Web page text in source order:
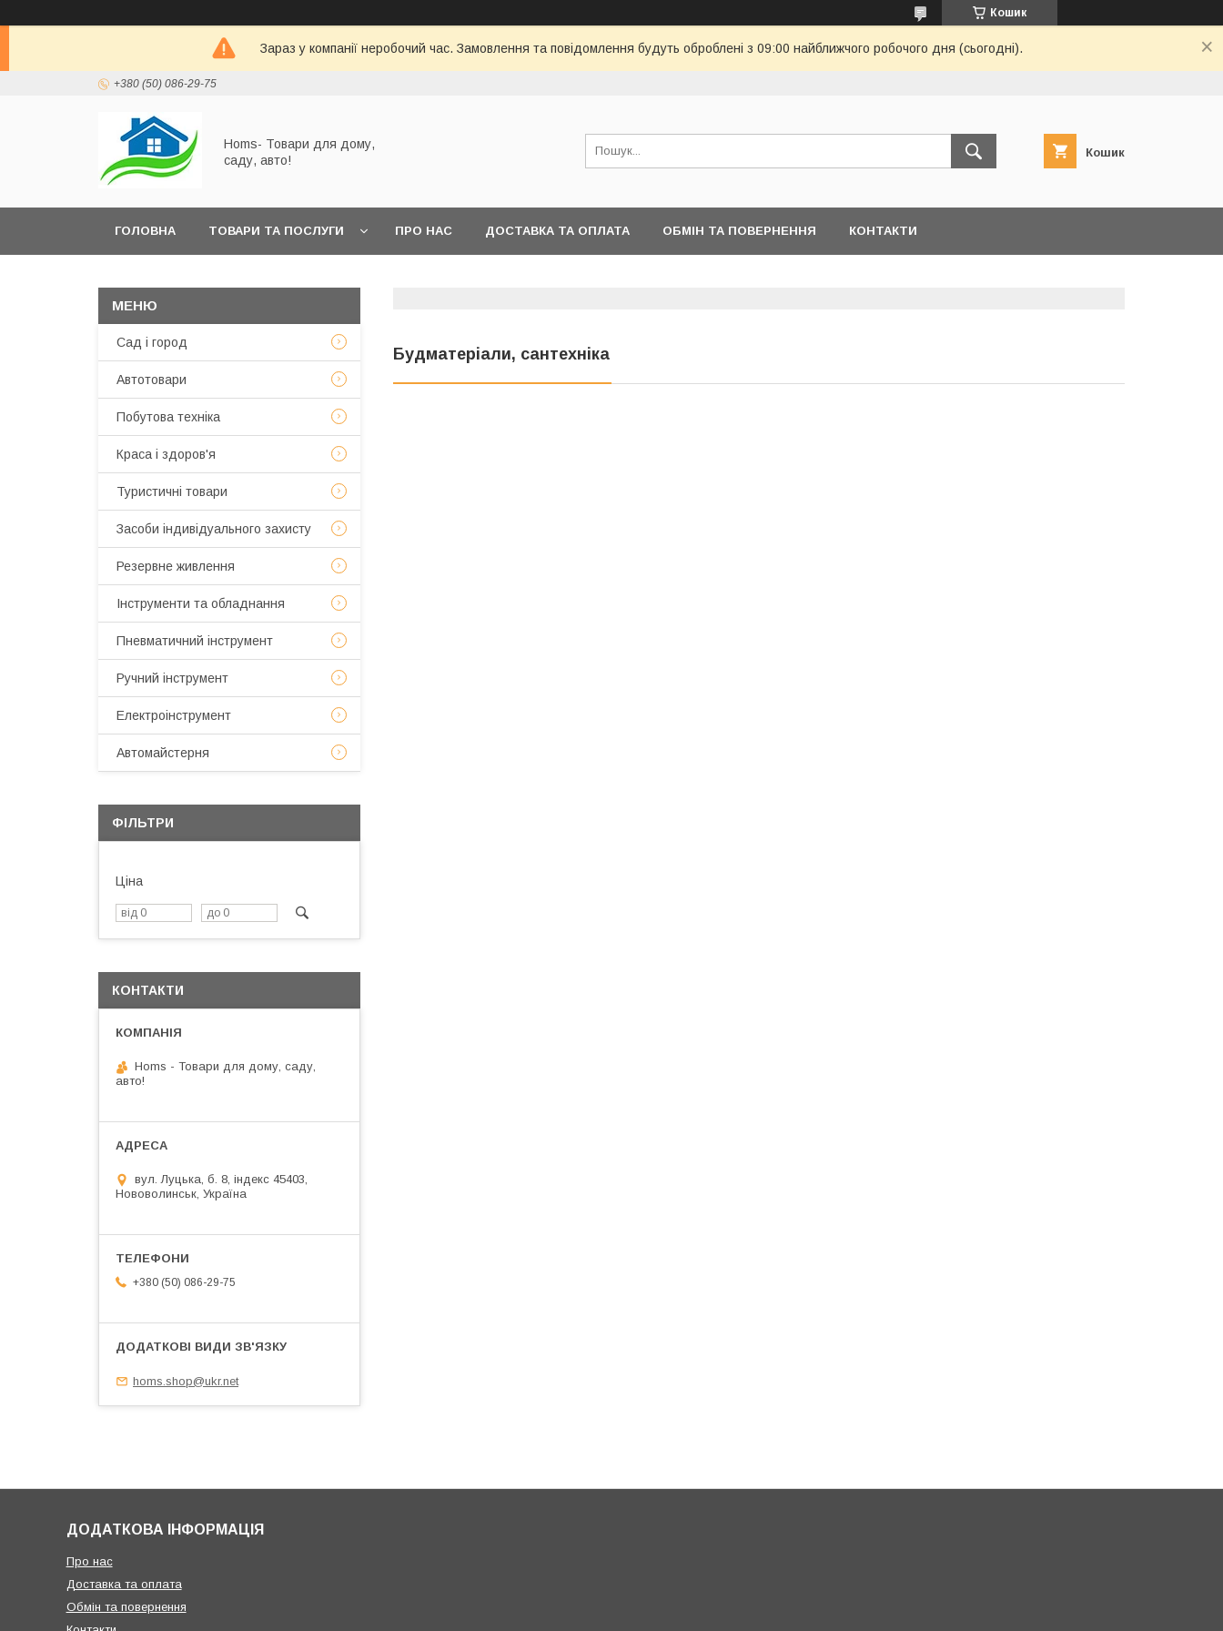
Кошик
Зараз у компанії неробочий час. Замовлення та повідомлення будуть оброблені з 09:00 найближчого робочого дня (сьогодні).
+380 (50) 086-29-75
Homs- Товари для дому,
саду, авто!
Кошик
ГОЛОВНА ТОВАРИ ТА ПОСЛУГИ ПРО НАС ДОСТАВКА ТА ОПЛАТА ОБМІН ТА ПОВЕРНЕННЯ КОНТАКТИ
Будматеріали, сантехніка
Сад і город
Автотовари
Побутова техніка
Краса і здоров'я
Туристичні товари
Засоби індивідуального захисту
Резервне живлення
Інструменти та обладнання
Пневматичний інструмент
Ручний інструмент
Електроінструмент
Автомайстерня
ФІЛЬТРИ
Ціна
КОНТАКТИ
Homs - Товари для дому, саду,
авто!
вул. Луцька, б. 8, індекс 45403,
Нововолинськ, Україна
+380 (50) 086-29-75
homs.shop@ukr.net
ДОДАТКОВА ІНФОРМАЦІЯ
Про нас
Доставка та оплата
Обмін та повернення